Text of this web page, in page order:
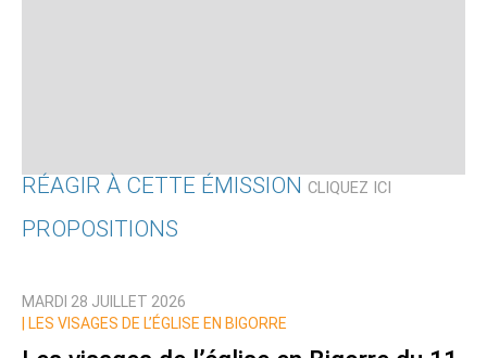
RÉAGIR À CETTE ÉMISSION CLIQUEZ ICI
Nom
PROPOSITIONS
MARDI 28 JUILLET 2026
LES VISAGES DE L’ÉGLISE EN BIGORRE